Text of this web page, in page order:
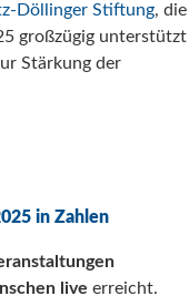
Döllinger Stiftung, die
großzügig unterstützt
Stärkung der
in Zahlen
live erreicht.